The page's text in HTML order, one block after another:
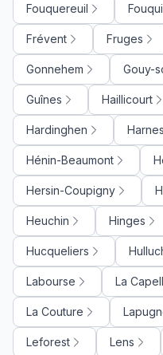
Fouquereuil
Frévent Fruges
Gonnehem Gouy-
Guînes Haillicourt
Hardinghen Harnes
Hénin-Beaumont
Hersin-Coupigny
Heuchin Hinges
Hucqueliers
Labourse La
La Couture
Leforest Lens